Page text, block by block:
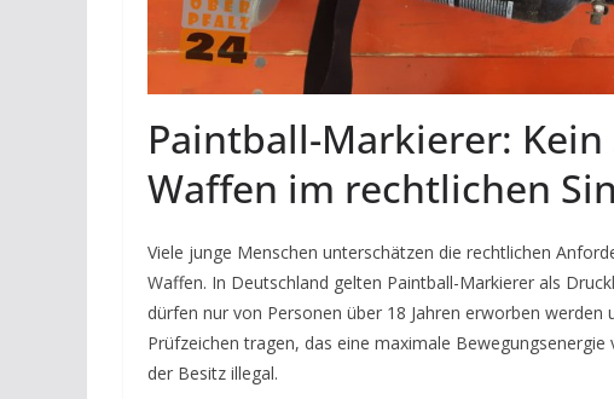
Paintball-Markierer:
Waffen im rechtlichen
Viele junge Menschen unterschätzen die rechtlichen
Waffen. In Deutschland gelten Paintball-Markierer als
dürfen nur von Personen über 18 Jahren erworben werden
Prüfzeichen tragen, das eine maximale
der Besitz illegal.